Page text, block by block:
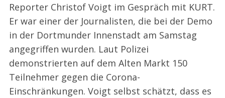
Reporter Christof Voigt im Gespräch mit KURT.
Er war einer der Journalisten, die bei der Demo
in der Dortmunder Innenstadt am Samstag
angegriffen wurden. Laut Polizei
demonstrierten auf dem Alten Markt 150
Teilnehmer gegen die Corona-
Einschränkungen. Voigt selbst schätzt, dass es